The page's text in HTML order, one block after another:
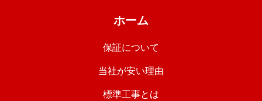
ホーム
保証について
当社が安い理由
標準工事とは